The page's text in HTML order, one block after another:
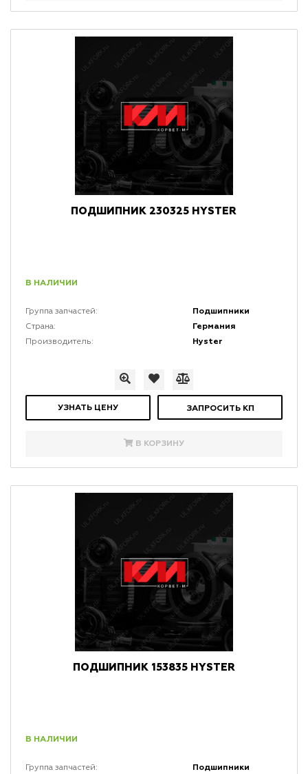
ПОДШИПНИК 230325 HYSTER
В НАЛИЧИИ
Группа запчастей: Подшипники
Страна: Германия
Производитель: Hyster
УЗНАТЬ ЦЕНУ ЗАПРОСИТЬ КП
В КОРЗИНУ
ПОДШИПНИК 153835 HYSTER
В НАЛИЧИИ
Группа запчастей: Подшипники